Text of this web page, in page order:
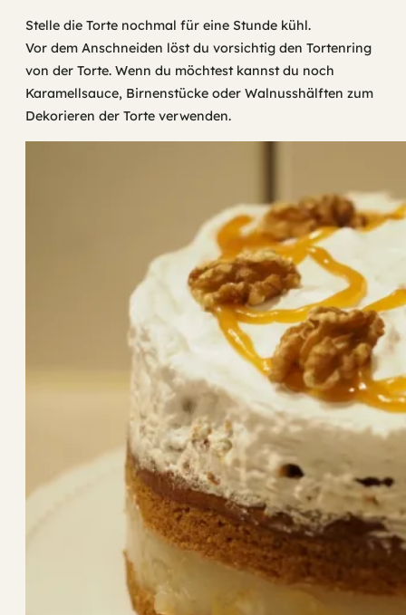
Stelle die Torte nochmal für eine Stunde kühl.
Vor dem Anschneiden löst du vorsichtig den Tortenring
von der Torte. Wenn du möchtest kannst du noch
Karamellsauce, Birnenstücke oder Walnusshälften zum
Dekorieren der Torte verwenden.